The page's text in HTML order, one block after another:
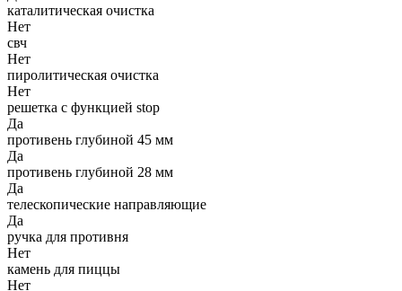
каталитическая очистка
Нет
свч
Нет
пиролитическая очистка
Нет
решетка с функцией stop
Да
противень глубиной 45 мм
Да
противень глубиной 28 мм
Да
телескопические направляющие
Да
ручка для противня
Нет
камень для пиццы
Нет